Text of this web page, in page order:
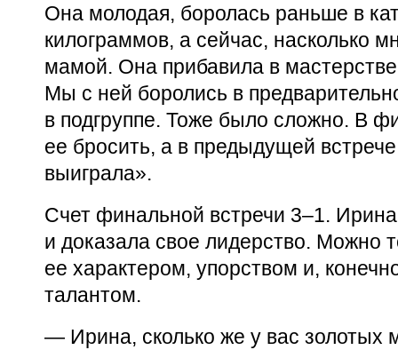
Она молодая, боролась раньше в
килограммов, а сейчас, насколько
мамой. Она прибавила в
Мы с ней боролись в
в подгруппе. Тоже было сложно. В
ее бросить, а в предыдущей
выиграла».
Счет финальной встречи 3–1.
и доказала свое лидерство. Можно
ее характером, упорством и,
талантом.
— Ирина, сколько же у вас золотых